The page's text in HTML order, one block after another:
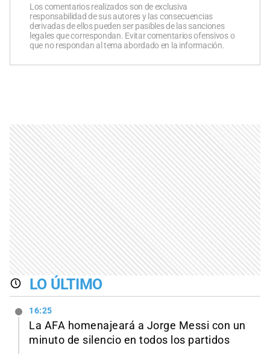
Los comentarios realizados son de exclusiva
responsabilidad de sus autores y las consecuencias
derivadas de ellos pueden ser pasibles de las sanciones
legales que correspondan. Evitar comentarios ofensivos o
que no respondan al tema abordado en la información.
LO ÚLTIMO
16:25
La AFA homenajeará a Jorge Messi con un
minuto de silencio en todos los partidos